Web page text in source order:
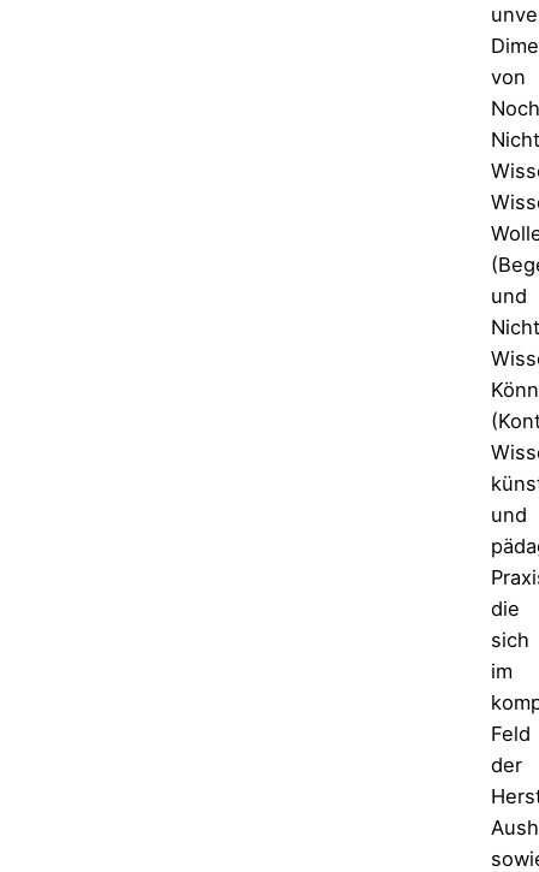
von
und
und
die
sich
im
Feld
der